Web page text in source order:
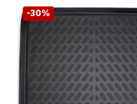
-30%